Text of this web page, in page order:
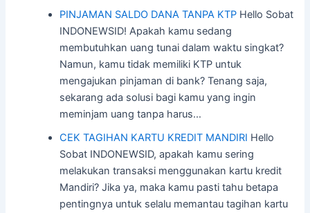
PINJAMAN SALDO DANA TANPA KTP Hello Sobat
INDONEWSID! Apakah kamu sedang
membutuhkan uang tunai dalam waktu singkat?
Namun, kamu tidak memiliki KTP untuk
mengajukan pinjaman di bank? Tenang saja,
sekarang ada solusi bagi kamu yang ingin
meminjam uang tanpa harus…
CEK TAGIHAN KARTU KREDIT MANDIRI Hello
Sobat INDONEWSID, apakah kamu sering
melakukan transaksi menggunakan kartu kredit
Mandiri? Jika ya, maka kamu pasti tahu betapa
pentingnya untuk selalu memantau tagihan kartu